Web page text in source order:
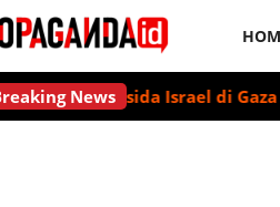
News
Genosida Israel di Gaza Ubah